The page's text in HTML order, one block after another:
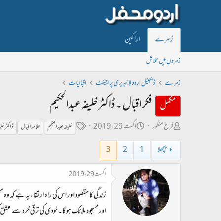
زمرے اراکین
زمروں میں تلاش
زمرے
ڈیجیٹل اردو لائبریری پراجیکٹ اقبالیات
مکمل فکر اقبال ۔ ڈاکٹر خلیفہ عبدالحکیم
ص
ا
ح
فرخ منظور
ت
ا
ی
خ
ا
ب
اگست 29، 2019 خلیفہ عبدالحکیم علامہ اقبال ڈاکٹر
پچھلا 1
2
3
اگست 29، 2019
زندگی کا مقصود اور اس کی راہ ارتقاء یہ ہے
اور مسجود ملائک ہو گا۔ خودی کی ترقی خرد